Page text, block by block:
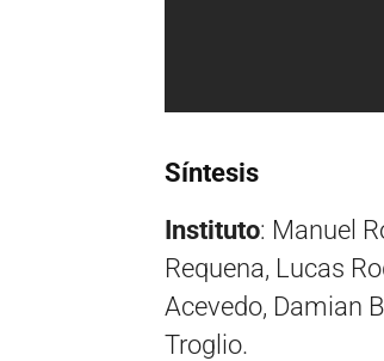
Síntesis
Instituto: Manuel
Requena, Lucas
Acevedo, Damian
Troglio.